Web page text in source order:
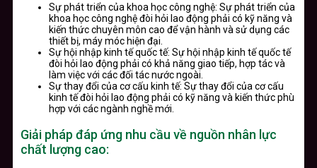
Sự phát triển của khoa học công nghệ: Sự phát triển của
khoa học công nghệ đòi hỏi lao động phải có kỹ năng và
kiến thức chuyên môn cao để vận hành và sử dụng các
thiết bị, máy móc hiện đại.
Sự hội nhập kinh tế quốc tế: Sự hội nhập kinh tế quốc tế
đòi hỏi lao động phải có khả năng giao tiếp, hợp tác và
làm việc với các đối tác nước ngoài.
Sự thay đổi của cơ cấu kinh tế: Sự thay đổi của cơ cấu
kinh tế đòi hỏi lao động phải có kỹ năng và kiến thức phù
hợp với các ngành nghề mới.
Giải pháp đáp ứng nhu cầu về nguồn nhân lực
chất lượng cao: